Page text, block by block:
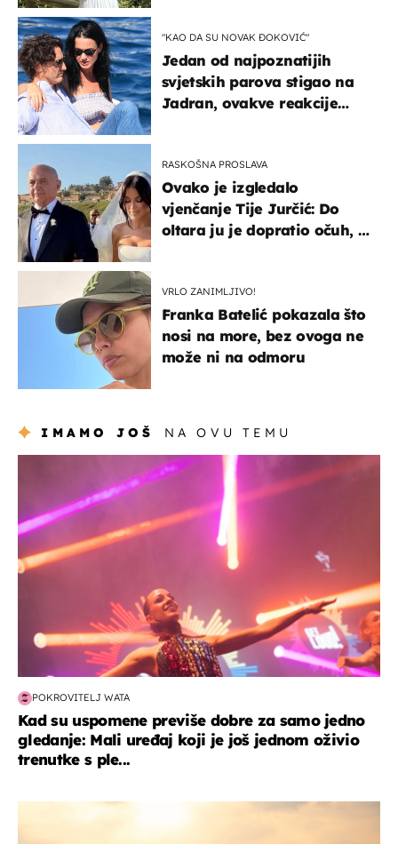
"KAO DA SU NOVAK ĐOKOVIĆ"
Jedan od najpoznatijih
svjetskih parova stigao na
Jadran, ovakve reakcije
RASKOŠNA PROSLAVA
Ovako je izgledalo
vjenčanje Tije Jurčić: Do
oltara ju je dopratio očuh, a
VRLO ZANIMLJIVO!
Franka Batelić pokazala što
nosi na more, bez ovoga ne
može ni na odmoru
IMAMO JOŠ NA OVU TEMU
POKROVITELJ WATA
Kad su uspomene previše dobre za samo jedno
gledanje: Mali uređaj koji je još jednom oživio
trenutke s ple...